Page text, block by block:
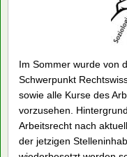
at 22:27
abbauen
FB SozÖk News
Kommentare